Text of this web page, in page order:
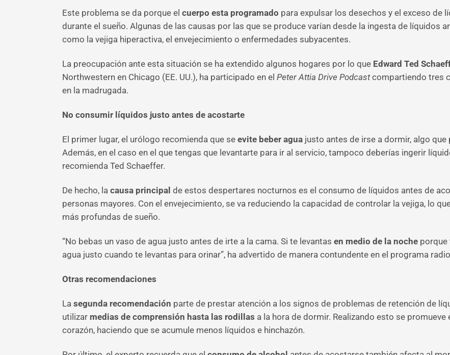
Este problema se da porque el cuerpo esta programado para expulsar los desechos y el exceso de
durante el sueño. Algunas de las causas por las que se produce varían desde la ingesta de líquidos
como la vejiga hiperactiva, el envejecimiento o enfermedades subyacentes.
La preocupación ante esta situación se ha extendido algunos hogares por lo que Edward Ted
Northwestern en Chicago (EE. UU.), ha participado en el Peter Attia Drive Podcastcompartiendo tres
en la madrugada.
No consumir líquidos justo antes de acostarte
El primer lugar, el urólogo recomienda que se evite beber agua justo antes de irse a dormir, algo
Además, en el caso en el que tengas que levantarte para ir al servicio, tampoco deberías ingerir
recomienda Ted Schaeffer.
De hecho, la causa principal de estos despertares nocturnos es el consumo de líquidos antes de
personas mayores. Con el envejecimiento, se va reduciendo la capacidad de controlar la vejiga, lo
más profundas de sueño.
“No bebas un vaso de agua justo antes de irte a la cama. Si te levantas en medio de la noche porque
agua justo cuando te levantas para orinar”, ha advertido de manera contundente en el programa
Otras recomendaciones
La segunda recomendación parte de prestar atención a los signos de problemas de retención de
utilizar medias de comprensión hasta las rodillas a la hora de dormir. Realizando esto se
corazón, haciendo que se acumule menos líquidos e hinchazón.